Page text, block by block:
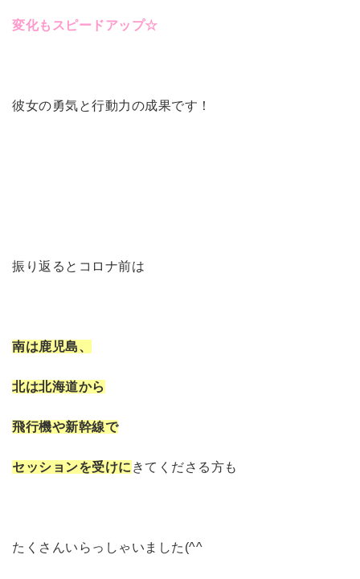
変化もスピードアップ☆
彼女の勇気と行動力の成果です！
振り返るとコロナ前は
南は鹿児島、
北は北海道から
飛行機や新幹線で
セッションを受けに きてくださる方も
たくさんいらっしゃいました(^^